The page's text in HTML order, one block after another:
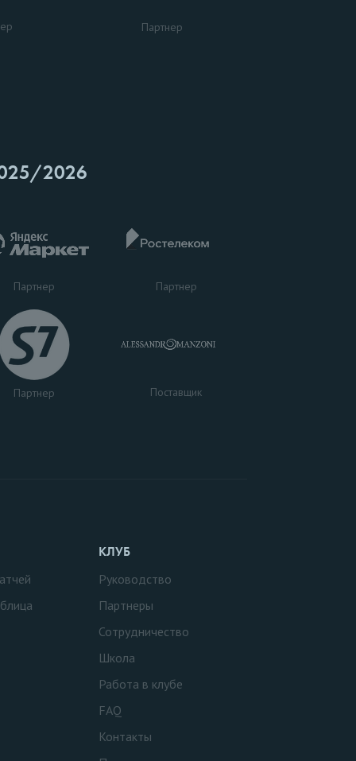
Партнер
2026
Партнер Партнер
Партнер Поставщик
КЛУБ
Руководство
Партнеры
Сотрудничество
Школа
Работа в клубе
FAQ
Контакты